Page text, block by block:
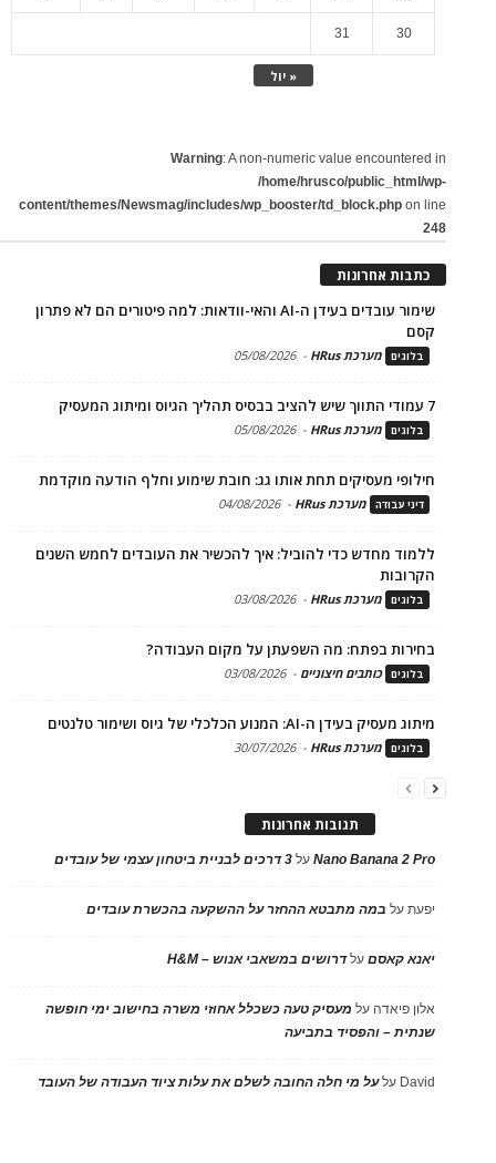
« יול
30
31
Warning: A non-numeric value encountered in
/home/hrusco/public_html/wp-
content/themes/Newsmag/includes/wp_booster/td_block.php on line
248
כתבות אחרונות
שימור עובדים בעידן ה-AI והאי-וודאות: למה פיטורים הם לא פתרון
קסם
בלוגים מערכת HRus -
05/08/2026
7 עמודי התווך שיש להציב בבסיס תהליך הגיוס ומיתוג המעסיק
בלוגים מערכת HRus -
05/08/2026
חילופי מעסיקים תחת אותו גג: חובת שימוע וחלף הודעה מוקדמת
דיני עבודה מערכת HRus -
04/08/2026
ללמוד מחדש כדי להוביל: איך להכשיר את העובדים לחמש השנים
הקרובות
בלוגים מערכת HRus -
03/08/2026
בחירות בפתח: מה השפעתן על מקום העבודה?
בלוגים כותבים חיצוניים -
03/08/2026
מיתוג מעסיק בעידן ה-AI: המנוע הכלכלי של גיוס ושימור טלנטים
בלוגים מערכת HRus -
30/07/2026
תגובות אחרונות
Nano Banana 2 Proעל 3 דרכים לבניית ביטחון עצמי של עובדים
יפעתעל במה מתבטא ההחזר על ההשקעה בהכשרת עובדים
יאנא קאסםעלדרושים במשאבי אנוש – H&M
אלון פיאדה על מעסיק טעה כשכלל אחוזי משרה בחישוב ימי חופשה
שנתית – והפסיד בתביעה
David עלעל מי חלה החובה לשלם את עלות ציוד העבודה של העובד